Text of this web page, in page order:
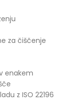
za čiščenje
enakem
z ISO 22196